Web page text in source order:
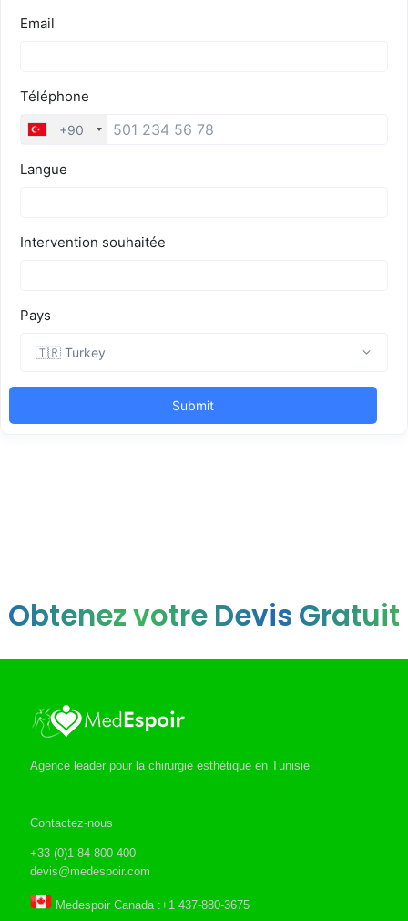
Obtenez votre Devis Gratuit
Agence leader pour la chirurgie esthétique en Tunisie
Contactez-nous
+33 (0)1 84 800 400
devis@medespoir.com
Medespoir Canada :+1 437-880-3675